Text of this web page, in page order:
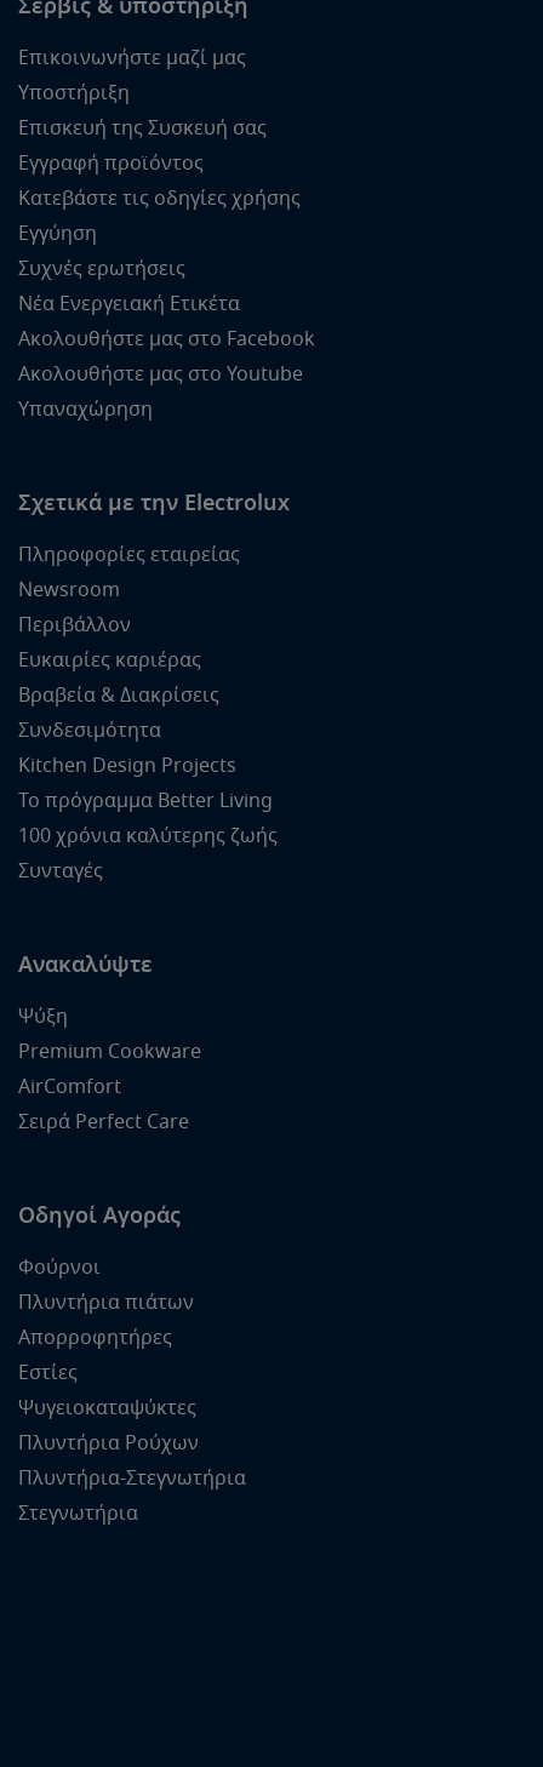
Επικοινωνήστε μαζί μας
Υποστήριξη
Επισκευή της Συσκευή σας
Εγγραφή προϊόντος
Κατεβάστε τις οδηγίες χρήσης
Εγγύηση
Συχνές ερωτήσεις
Νέα Ενεργειακή Ετικέτα
Ακολουθήστε μας στο Facebook
Ακολουθήστε μας στο Youtube
Υπαναχώρηση
Σχετικά με την Electrolux
Πληροφορίες εταιρείας
Newsroom
Περιβάλλον
Ευκαιρίες καριέρας
Βραβεία & Διακρίσεις
Συνδεσιμότητα
Kitchen Design Projects
Το πρόγραμμα Better Living
100 χρόνια καλύτερης ζωής
Συνταγές
Ανακαλύψτε
Ψύξη
Premium Cookware
AirComfort
Σειρά Perfect Care
Οδηγοί Αγοράς
Φούρνοι
Πλυντήρια πιάτων
Απορροφητήρες
Εστίες
Ψυγειοκαταψύκτες
Πλυντήρια Ρούχων
Πλυντήρια-Στεγνωτήρια
Στεγνωτήρια